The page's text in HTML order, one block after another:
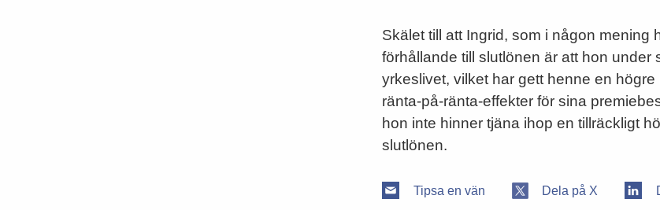
Skälet till att Ingrid, som i någon mening
förhållande till slutlönen är att hon
yrkeslivet, vilket har gett henne en
ränta-på-ränta-effekter för sina
hon inte hinner tjäna ihop en tillräckligt
slutlönen.
Tipsa en vän Dela på X